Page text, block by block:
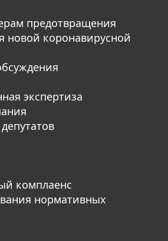
предотвращения
новой коронавирусной
экспертиза
комплаенс
нормативных